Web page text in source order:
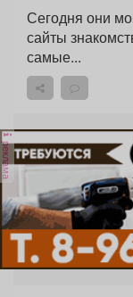
Сегодня они
сайты
самые...
реклама